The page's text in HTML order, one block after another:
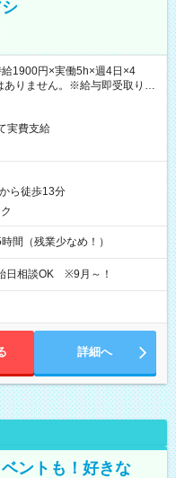
1900円×実働5h×週4日×4
りません。※給与即受取りサ
実費支給
ら徒歩13分
間（残業少なめ！）
相談OK ※9月～！
詳細へ
ントも！好きな